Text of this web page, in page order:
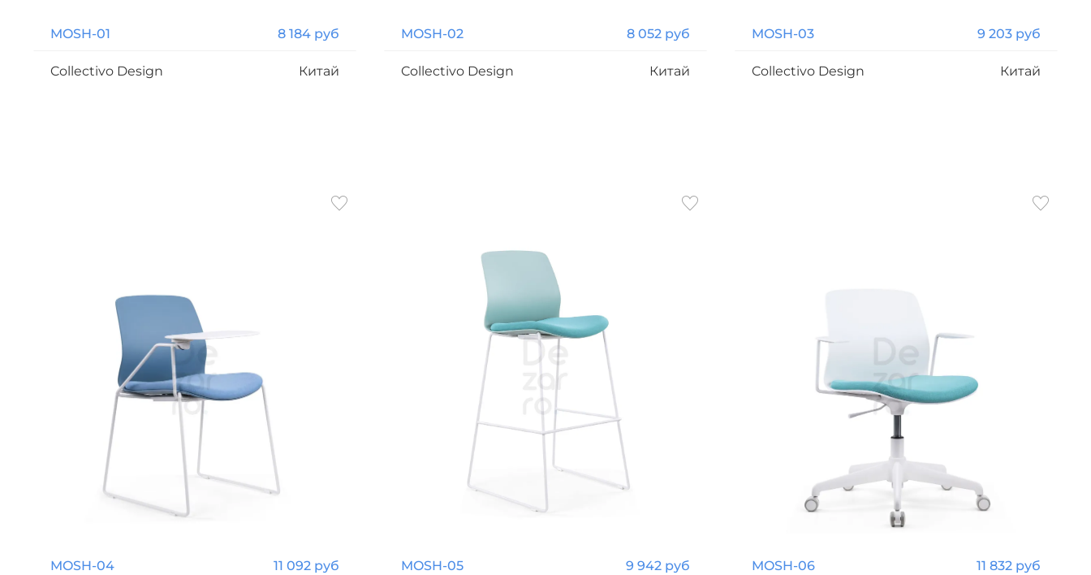
MOSH-01 8 184 руб
Collectivo Design Китай
MOSH-02 8 052 руб
Collectivo Design Китай
MOSH-03 9 203 руб
Collectivo Design Китай
MOSH-04 11 092 руб MOSH-05 9 942 руб MOSH-06 11 832 руб